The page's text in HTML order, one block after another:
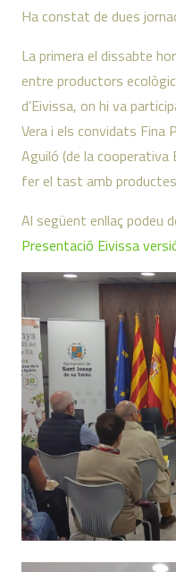
Ha constat de dues
La primera el dissabte
entre productors
d’Eivissa, on hi va
Vera i els convidats Fina
Aguiló (de la
fer el tast amb
Al següent enllaç podeu
Presentació Eivissa